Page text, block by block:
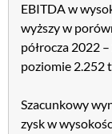
EBITDA w
wyższy w
półrocza 2022
poziomie 2.252
Szacunkowy
zysk w